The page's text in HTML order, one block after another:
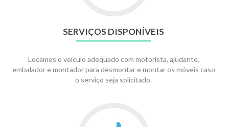
SERVIÇOS DISPONÍVEIS
Locamos o veículo adequado com motorista, ajudante,
embalador e montador para desmontar e montar os móveis caso
o serviço seja solicitado.